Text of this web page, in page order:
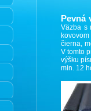
Pevná
Väzba s
čierna,
V tomto
výšku
min. 12